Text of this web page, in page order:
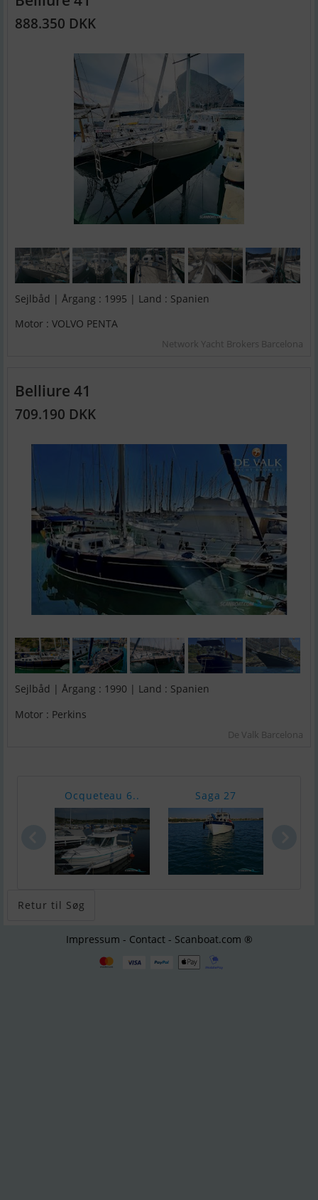
888.350 DKK
Sejlbåd | Årgang : 1995 | Land : Spanien
Motor : VOLVO PENTA
Network Yacht Brokers Barcelona
Belliure 41
709.190 DKK
Sejlbåd | Årgang : 1990 | Land : Spanien
Motor : Perkins
De Valk Barcelona
Ocqueteau 6.. Saga 27
Retur til Søg
Impressum - Contact - Scanboat.com ®